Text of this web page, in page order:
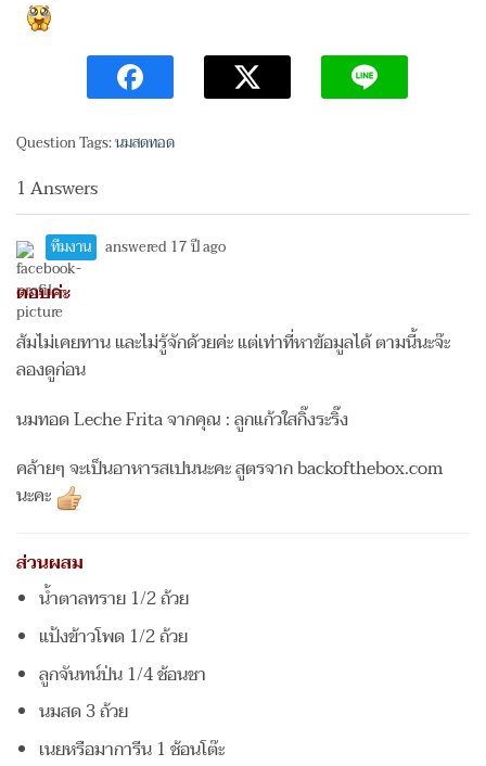
Question Tags:นมสดทอด
1 Answers
ทีมงาน answered 17 ปี ago
ตอบค่ะ
ส้มไม่เคยทาน และไม่รู้จักด้วยค่ะ แต่เท่าที่หาข้อมูลได้ ตามนี้นะจ๊ะ
ลองดูก่อน
นมทอด Leche Frita จากคุณ : ลูกแก้วใสกิ๊งระริ๊ง
คล้ายๆ จะเป็นอาหารสเปนนะคะ สูตรจาก backofthebox.com
นะคะ
ส่วนผสม
น้ำตาลทราย 1/2 ถ้วย
แป้งข้าวโพด 1/2 ถ้วย
ลูกจันทน์ป่น 1/4 ช้อนชา
นมสด 3 ถ้วย
เนยหรือมาการีน 1 ช้อนโต๊ะ